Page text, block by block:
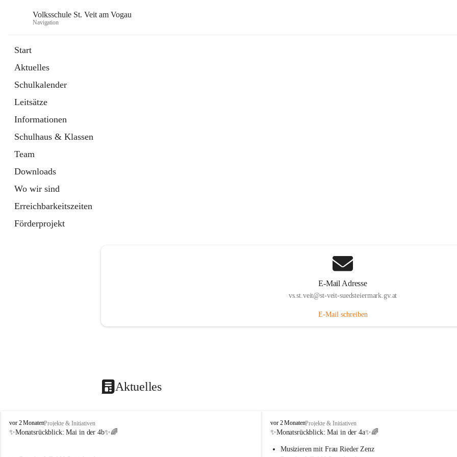
Volksschule St. Veit am Vogau
Navigation
Start
Aktuelles
Schulkalender
Leitsätze
Informationen
Schulhaus & Klassen
Team
Downloads
Wo wir sind
Erreichbarkeitszeiten
Förderprojekt
E-Mail Adresse
vs.st.veit@st-veit-suedsteiermark.gv.at
E-Mail schreiben
Aktuelles
V
o
vor 2 MonatenProjekte & Initiativen
✨Monatsrückblick: Mai in der 4b✨🌈
V
o
k
vor 2 MonatenProjekte & Initiativen
✨Monatsrückblick: Mai in der 4a✨🌈
Musizieren mit Frau Rieder Zenz